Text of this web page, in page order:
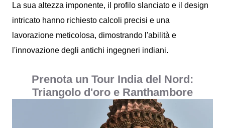
La sua altezza imponente, il profilo slanciato e il design
intricato hanno richiesto calcoli precisi e una
lavorazione meticolosa, dimostrando l'abilità e
l'innovazione degli antichi ingegneri indiani.
Prenota un Tour India del Nord:
Triangolo d'oro e Ranthambore